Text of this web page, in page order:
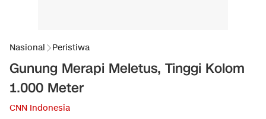
Nasional Peristiwa
Gunung Merapi Meletus, Tinggi Kolom
1.000 Meter
CNN Indonesia